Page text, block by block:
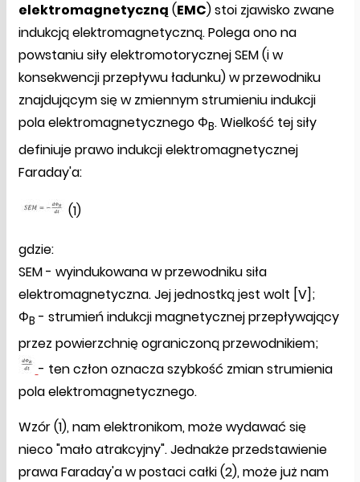
elektromagnetyczną (EMC) stoi zjawisko zwane
indukcją elektromagnetyczną. Polega ono na
powstaniu siły elektromotorycznej SEM (i w
konsekwencji przepływu ładunku) w przewodniku
znajdującym się w zmiennym strumieniu indukcji
pola elektromagnetycznego ΦB. Wielkość tej siły
definiuje prawo indukcji elektromagnetycznej
Faraday'a:
(1)
gdzie:
SEM - wyindukowana w przewodniku siła
elektromagnetyczna. Jej jednostką jest wolt [V];
ΦB - strumień indukcji magnetycznej przepływający
przez powierzchnię ograniczoną przewodnikiem;
- ten człon oznacza szybkość zmian strumienia
pola elektromagnetycznego.
Wzór (1), nam elektronikom, może wydawać się
nieco "mało atrakcyjny". Jednakże przedstawienie
prawa Faraday'a w postaci całki (2), może już nam